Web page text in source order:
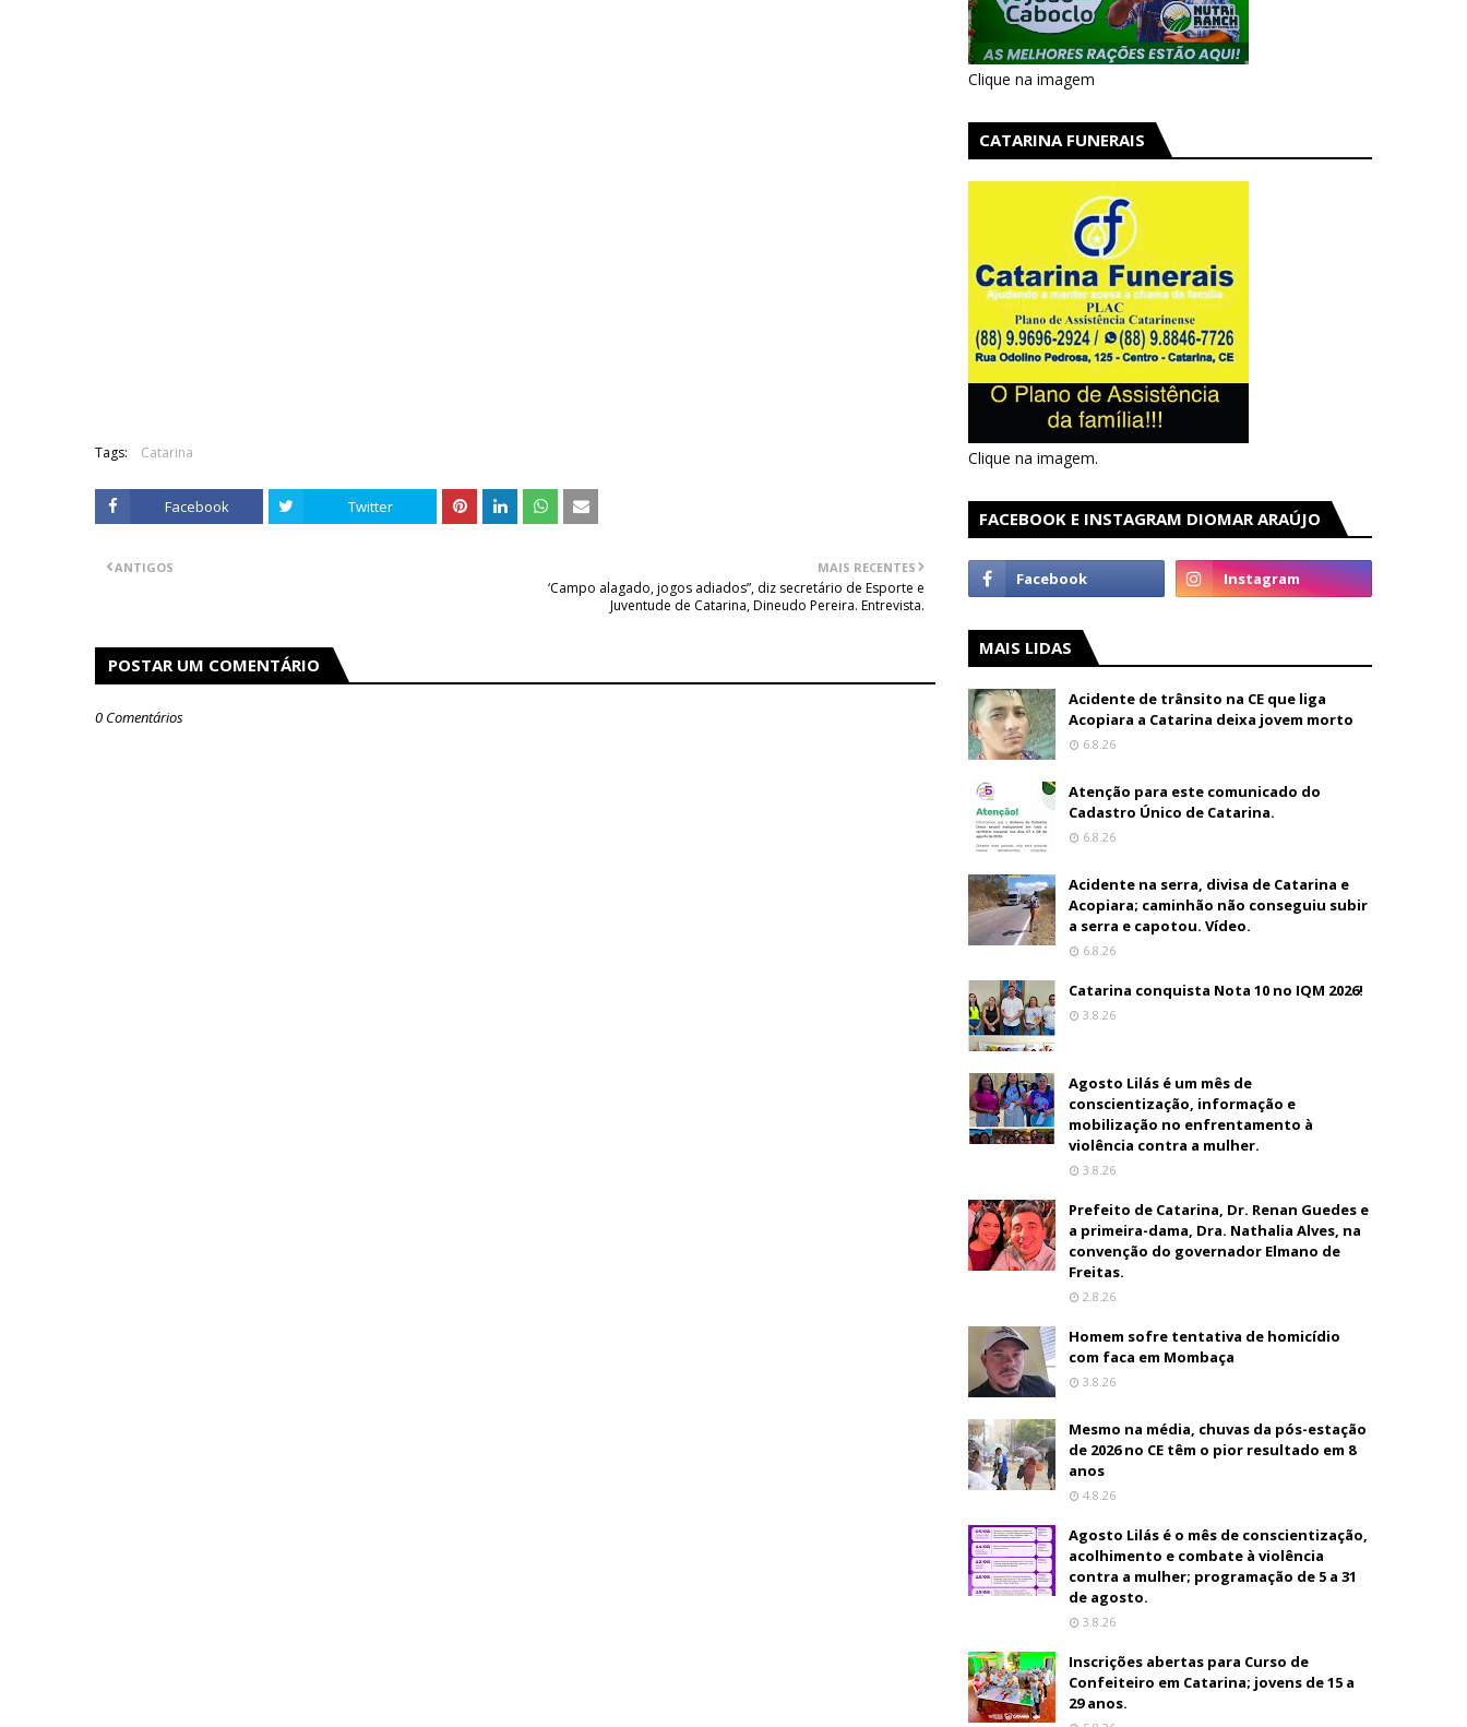
Tags: Catarina
Facebook Twitter
MAIS RECENTES
‘Campo alagado, jogos adiados”, diz secretário de Esporte e
Juventude de Catarina, Dineudo Pereira. Entrevista.
ANTIGOS
POSTAR UM COMENTÁRIO
0 Comentários
Clique na imagem
CATARINA FUNERAIS
Clique na imagem.
FACEBOOK E INSTAGRAM DIOMAR ARAÚJO
MAIS LIDAS
Acidente de trânsito na CE que liga
Acopiara a Catarina deixa jovem morto
6.8.26
Atenção para este comunicado do
Cadastro Único de Catarina.
6.8.26
Acidente na serra, divisa de Catarina e
Acopiara; caminhão não conseguiu subir
a serra e capotou. Vídeo.
6.8.26
Catarina conquista Nota 10 no IQM 2026!
3.8.26
Agosto Lilás é um mês de
conscientização, informação e
mobilização no enfrentamento à
violência contra a mulher.
3.8.26
Prefeito de Catarina, Dr. Renan Guedes e
a primeira-dama, Dra. Nathalia Alves, na
convenção do governador Elmano de
Freitas.
2.8.26
Homem sofre tentativa de homicídio
com faca em Mombaça
3.8.26
Mesmo na média, chuvas da pós-estação
de 2026 no CE têm o pior resultado em 8
anos
4.8.26
Agosto Lilás é o mês de conscientização,
acolhimento e combate à violência
contra a mulher; programação de 5 a 31
de agosto.
3.8.26
Inscrições abertas para Curso de
Confeiteiro em Catarina; jovens de 15 a
29 anos.